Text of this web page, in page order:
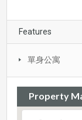
Features
單身公寓
Property